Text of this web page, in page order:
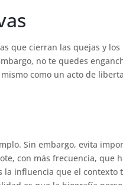
que cierran las quejas y
no te quedes
como un acto de
Sin embargo, evita
con más frecuencia, que
influencia que el contexto